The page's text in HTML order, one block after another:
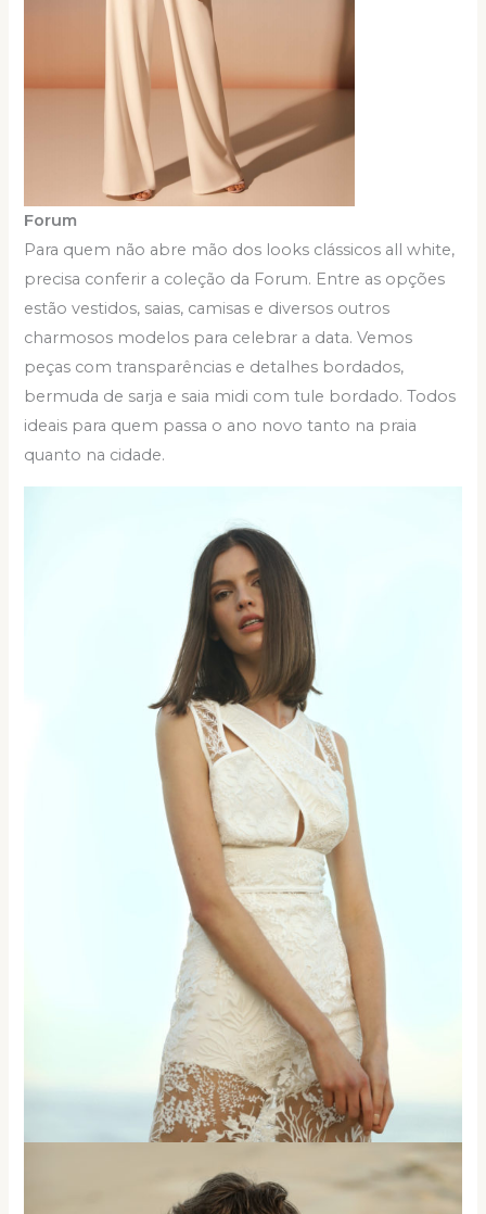
Forum
Para quem não abre mão dos looks clássicos all white,
precisa conferir a coleção da Forum. Entre as opções
estão vestidos, saias, camisas e diversos outros
charmosos modelos para celebrar a data. Vemos
peças com transparências e detalhes bordados,
bermuda de sarja e saia midi com tule bordado. Todos
ideais para quem passa o ano novo tanto na praia
quanto na cidade.